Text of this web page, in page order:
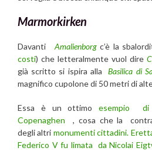
Marmorkirken
DavantiAmalienborg c’è la
costi) che letteralmente vuol dire
già scritto si ispira allaBasilica di
magnifico cupolone di 50 metri di
Essa è un ottimoesempio di
Copenaghen
, cosa che la
degli altri monumenti cittadini.
Federico V fu limata da Nicolai